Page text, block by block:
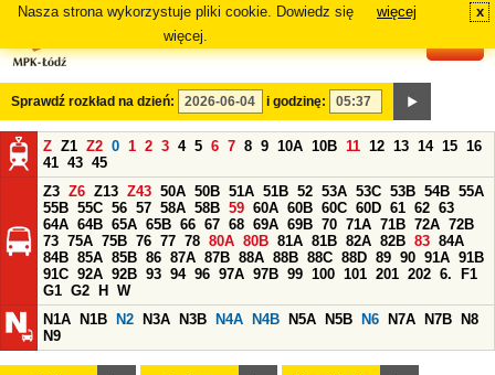
Nasza strona wykorzystuje pliki cookie. Dowiedz się
więcej.
więcej x
Sprawdź rozkład na dzień: i godzinę:
Z Z1 Z2 0 1 2 3 4 5 6 7 8 9 10A 10B 11 12 13 14 15 16
41 43 45
Z3 Z6 Z13 Z43 50A 50B 51A 51B 52 53A 53C 53B 54B 55A
55B 55C 56 57 58A 58B 59 60A 60B 60C 60D 61 62 63
64A 64B 65A 65B 66 67 68 69A 69B 70 71A 71B 72A 72B
73 75A 75B 76 77 78 80A 80B 81A 81B 82A 82B 83 84A
84B 85A 85B 86 87A 87B 88A 88B 88C 88D 89 90 91A 91B
91C 92A 92B 93 94 96 97A 97B 99 100 101 201 202 6.
F1
G1 G2 H
W
N1A
N1B N2 N3A N3B N4A N4B N5A N5B N6 N7A N7B
N8
N9